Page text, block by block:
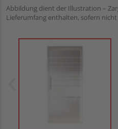
Abbildung dient der Illustration –
Lieferumfang enthalten, sofern